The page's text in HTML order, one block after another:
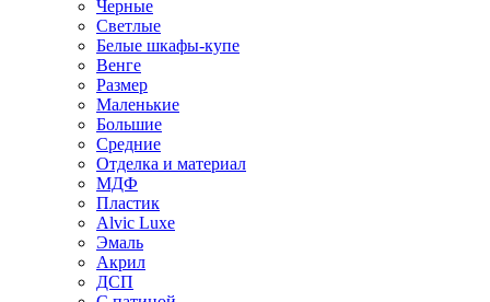
Черные
Светлые
Белые шкафы-купе
Венге
Размер
Маленькие
Большие
Средние
Отделка и материал
МДФ
Пластик
Alvic Luxe
Эмаль
Акрил
ДСП